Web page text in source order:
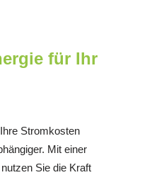
für Ihr
Stromkosten
Mit einer
Sie die Kraft